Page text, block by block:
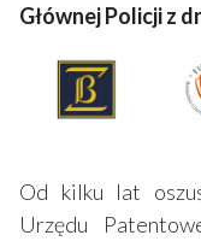
Głównej Policji z
Od kilku lat
Urzędu